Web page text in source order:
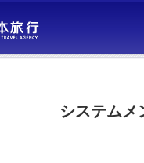
システムメ